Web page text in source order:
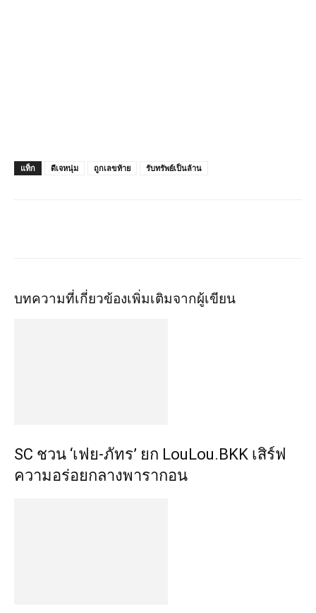
แท็ก ดีเจหนุ่ม ถูกเลขท้าย รับทรัพย์เป็นล้าน
บทความที่เกี่ยวข้องเพิ่มเติมจากผู้เขียน
SC ชวน ‘เฟย-ภัทร’ ยก LouLou.BKK เสิร์ฟ
ความอร่อยกลางพารากอน